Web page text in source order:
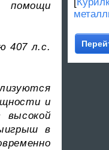
помощи
407 л.с.
и
высокой
в
[